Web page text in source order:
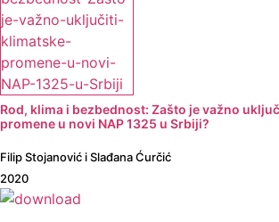
Rod, klima i bezbednost: Zašto je važno
promene u novi NAP 1325 u Srbiji?
Filip Stojanović i Slađana Ćurčić
2020